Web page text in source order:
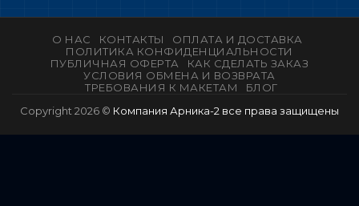
О НАС КОНТАКТЫ
ОПЛАТА И ДОСТАВКА
ПОЛИТИКА КОНФИДЕНЦИАЛЬНОСТИ
ПУБЛИЧНАЯ ОФЕРТА
КАК СДЕЛАТЬ ЗАКАЗ
УСЛОВИЯ ОБМЕНА И ВОЗВРАТА
ТРЕБОВАНИЯ К МАКЕТАМ
БЛОГ
Copyright 2026 © Компания Арника-2 все права защищены